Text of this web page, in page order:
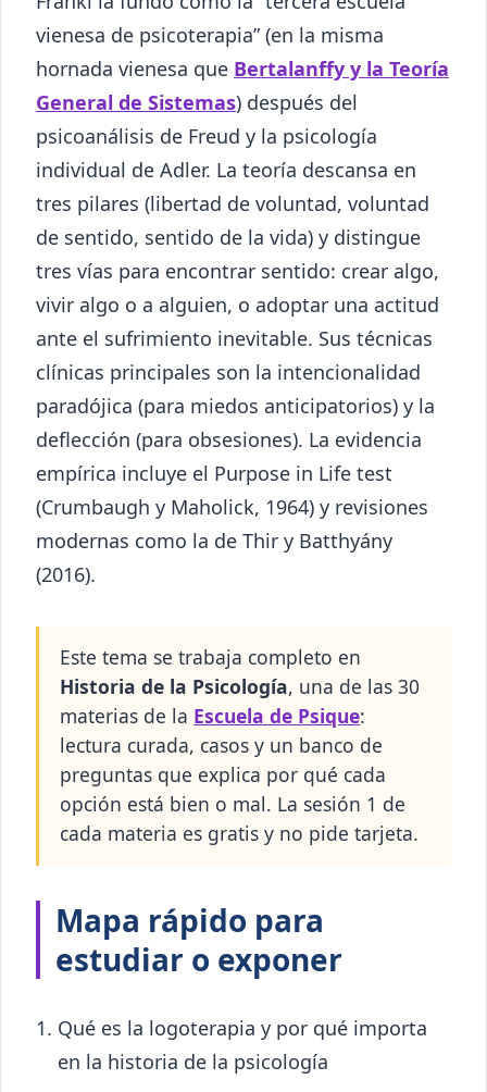
vienesa de psicoterapia” (en la misma
hornada vienesa que Bertalanffy y la Teoría
General de Sistemas) después del
psicoanálisis de Freud y la psicología
individual de Adler. La teoría descansa en
tres pilares (libertad de voluntad, voluntad
de sentido, sentido de la vida) y distingue
tres vías para encontrar sentido: crear algo,
vivir algo o a alguien, o adoptar una actitud
ante el sufrimiento inevitable. Sus técnicas
clínicas principales son la intencionalidad
paradójica (para miedos anticipatorios) y la
deflección (para obsesiones). La evidencia
empírica incluye el Purpose in Life test
(Crumbaugh y Maholick, 1964) y revisiones
modernas como la de Thir y Batthyány
(2016).
Este tema se trabaja completo en
Historia de la Psicología, una de las 30
materias de la Escuela de Psique:
lectura curada, casos y un banco de
preguntas que explica por qué cada
opción está bien o mal. La sesión 1 de
cada materia es gratis y no pide tarjeta.
Mapa rápido para
estudiar o exponer
Qué es la logoterapia y por qué importa
en la historia de la psicología